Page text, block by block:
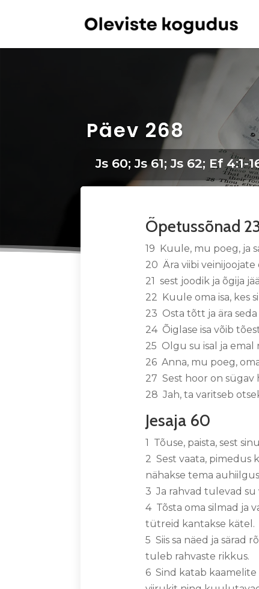
Päev 268
Js 60; Js 61; Js 62; Ef 4:1-
Õpetussõnad
19 Kuule, mu poeg, ja
20 Ära viibi veinijoojate
21 sest joodik ja õgija
22 Kuule oma isa, kes
23 Osta tõtt ja ära
24 Õiglase isa võib
25 Olgu su isal ja emal
26 Anna, mu poeg,
27 Sest hoor on sügav
28 Jah, ta varitseb
Jesaja 60
1 Tõuse, paista, sest
2 Sest vaata, pimedus
nähakse tema
3 Ja rahvad tulevad
4 Tõsta oma silmad ja
tütreid kantakse kätel.
5 Siis sa näed ja särad
tuleb rahvaste rikkus.
6 Sind katab